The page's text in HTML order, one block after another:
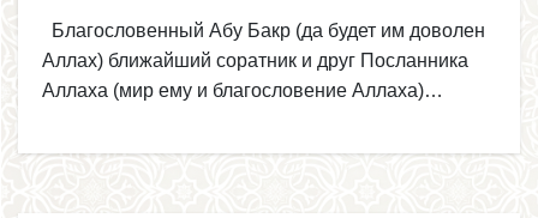
Благословенный Абу Бакр (да будет им доволен
Аллах) ближайший соратник и друг Посланника
Аллаха (мир ему и благословение Аллаха)…